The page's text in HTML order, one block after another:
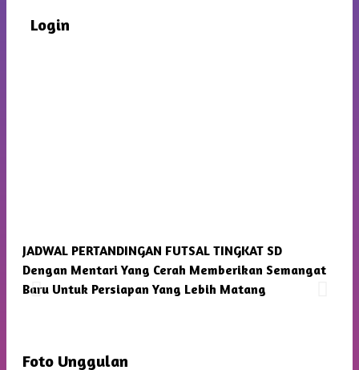
Login
JADWAL PERTANDINGAN FUTSAL TINGKAT SD
Dengan Mentari Yang Cerah Memberikan Semangat
Baru Untuk Persiapan Yang Lebih Matang
Foto Unggulan